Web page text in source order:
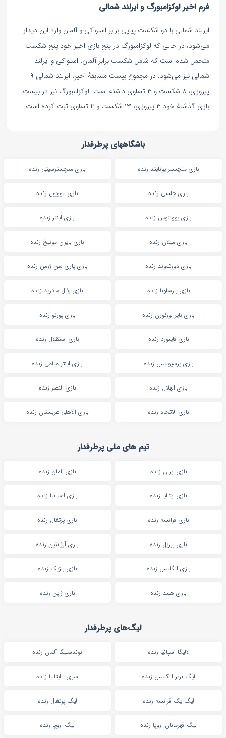
فرم اخیر لوکزامبورگ و ایرلند شمالی
ایرلند شمالی با دو شکست پیاپی برابر اسلواکی و آلمان وارد این دیدار
می‌شود، در حالی که لوکزامبورگ در پنج بازی اخیر خود پنج شکست
متحمل شده است که شامل شکست برابر آلمان، اسلواکی و ایرلند
شمالی نیز می‌شود. در مجموع بیست مسابقهٔ اخیر، ایرلند شمالی ۹
پیروزی، ۸ شکست و ۳ تساوی داشته است. لوکزامبورگ نیز در بیست
بازی گذشتهٔ خود ۳ پیروزی، ۱۳ شکست و ۴ تساوی ثبت کرده است.
باشگاههای پرطرفدار
بازی منچستر یونایتد زنده بازی منچسترسیتی زنده
بازی چلسی زنده بازی لیورپول زنده
بازی یوونتوس زنده بازی اینتر زنده
بازی میلان زنده بازی بایرن مونیخ زنده
بازی دورتموند زنده بازی پاری سن ژرمن زنده
بازی بارسلونا زنده بازی رئال مادرید زنده
بازی بایر لورکوزن زنده بازی پورتو زنده
بازی فاینورد زنده بازی استقلال زنده
بازی پرسپولیس زنده بازی اینتر میامی زنده
بازی الهلال زنده بازی النصر زنده
بازی الاتحاد زنده بازی الاهلی عربستان زنده
تیم های ملی پرطرفدار
بازی ایران زنده بازی آلمان زنده
بازی ایتالیا زنده بازی اسپانیا زنده
بازی فرانسه زنده بازی پرتغال زنده
بازی برزیل زنده بازی آرژانتین زنده
بازی انگلیس زنده بازی بلژیک زنده
بازی هلند زنده بازی ژاپن زنده
لیگ‌های پرطرفدار
لالیگا اسپانیا زنده بوندسلیگا آلمان زنده
لیگ برتر انگلیس زنده سری آ ایتالیا زنده
لیگ یک فرانسه زنده لیگ پرتغال زنده
لیگ قهرمانان اروپا زنده لیگ اروپا زنده